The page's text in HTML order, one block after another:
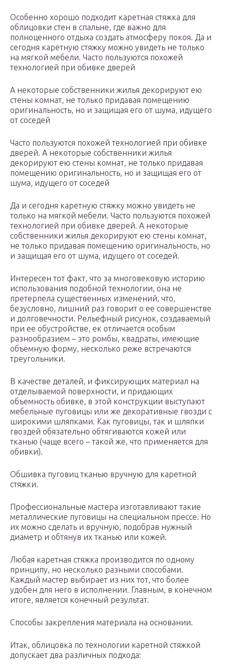
Особенно хорошо подходит каретная стяжка для
облицовки стен в спальне, где важно для
полноценного отдыха создать атмосферу покоя. Да и
сегодня каретную стяжку можно увидеть не только
на мягкой мебели. Часто пользуются похожей
технологией при обивке дверей
А некоторые собственники жилья декорируют ею
стены комнат, не только придавая помещению
оригинальность, но и защищая его от шума, идущего
от соседей
Часто пользуются похожей технологией при обивке
дверей. А некоторые собственники жилья
декорируют ею стены комнат, не только придавая
помещению оригинальность, но и защищая его от
шума, идущего от соседей
Да и сегодня каретную стяжку можно увидеть не
только на мягкой мебели. Часто пользуются похожей
технологией при обивке дверей. А некоторые
собственники жилья декорируют ею стены комнат,
не только придавая помещению оригинальность, но
и защищая его от шума, идущего от соседей.
Интересен тот факт, что за многовековую историю
использования подобной технологии, она не
претерпела существенных изменений, что,
безусловно, лишний раз говорит о ее совершенстве
и долговечности. Рельефный рисунок, создаваемый
при ее обустройстве, ек отличается особым
разнообразием – это ромбы, квадраты, имеющие
объемную форму, несколько реже встречаются
треугольники.
В качестве деталей, и фиксирующих материал на
отделываемой поверхности, и придающих
объемность обивке, в этой конструкции выступают
мебельные пуговицы или же декоративные гвозди с
широкими шляпками. Как пуговицы, так и шляпки
гвоздей обязательно обтягиваются кожей или
тканью (чаще всего – такой же, что применяется для
обивки).
Обшивка пуговиц тканью вручную для каретной
стяжки.
Профессиональные мастера изготавливают такие
металлические пуговицы на специальном прессе. Но
их можно сделать и вручную, подобрав нужный
диаметр и обтянув их тканью или кожей.
Любая каретная стяжка производится по одному
принципу, но несколько разными способами.
Каждый мастер выбирает из них тот, что более
удобен для него в исполнении. Главным, в конечном
итоге, является конечный результат.
Способы закрепления материала на основании.
Итак, облицовка по технологии каретной стяжкой
допускает два различных подхода: